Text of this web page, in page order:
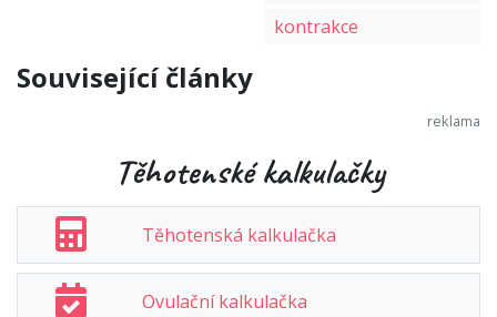
kontrakce
Související články
Těhotenské kalkulačky
Těhotenská kalkulačka
Ovulační kalkulačka